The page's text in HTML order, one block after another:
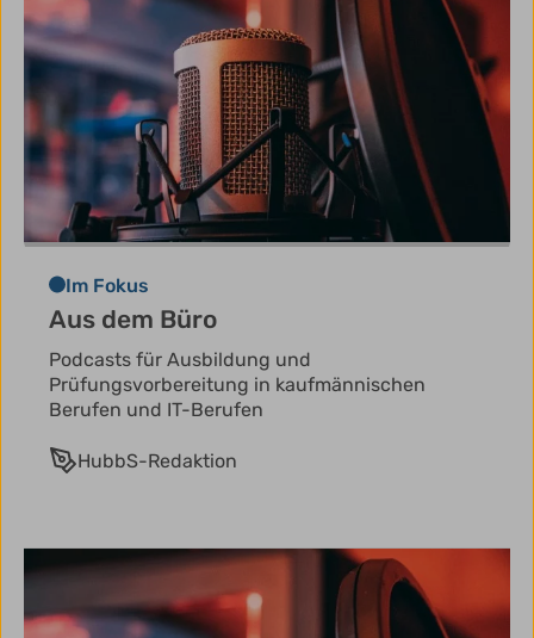
Im Fokus
Aus dem Büro
Podcasts für Ausbildung und
Prüfungsvorbereitung in kaufmännischen
Berufen und IT-Berufen
HubbS-Redaktion